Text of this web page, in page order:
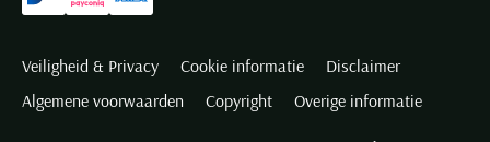
Veiligheid & Privacy Cookie informatie
Disclaimer
Algemene voorwaarden
Copyright Overige informatie